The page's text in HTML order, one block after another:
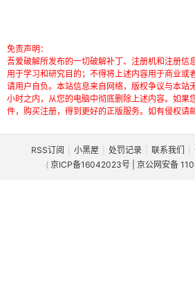
免责声明：
吾爱破解所发布的一切破解补丁、注册机和注册信
用于学习和研究目的；不得将上述内容用于商业或
请用户自负。本站信息来自网络，版权争议与本站
小时之内，从您的电脑中彻底删除上述内容。如果
件，购买注册，得到更好的正版服务。如有侵权请
RSS订阅 小黑屋 处罚记录 联系我们
( 京ICP备16042023号 | 京公网安备